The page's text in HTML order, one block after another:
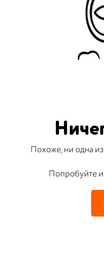
Похоже, ни одна
Попробуйте